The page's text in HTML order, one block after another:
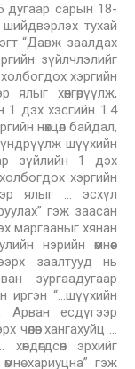
дугаар сарын 18-
шийдвэрлэх тухай
“Давж заалдах
зүйлчлэлийг
холбогдох хэргийн
ялыг хөнгөрүүлж,
1 дэх хэсгийн 1.4
нөхцөл байдал,
хүндрүүлж шүүхийн
зүйлийн 1 дэх
хэргийн
ялыг … эсхүл
гэж заасан
маргааныг хянан
нэрийн өмнөөс
заалтууд нь
зургаадугаар
иргэн “…шүүхийн
Арван есдүгээр
чөлөөг хангахуйц …
эрхийг
хариуцна” гэж